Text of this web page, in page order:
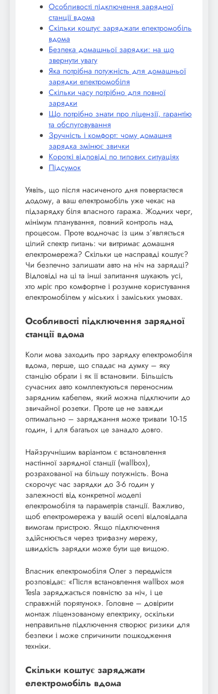
Особливості підключення зарядної
станції вдома
Скільки коштує заряджати електромобіль
вдома
Безпека домашньої зарядки: на що
звернути увагу
Яка потрібна потужність для домашньої
зарядки електромобіля
Скільки часу потрібно для повної
зарядки
Що потрібно знати про ліцензії, гарантію
та обслуговування
Зручність і комфорт: чому домашня
зарядка змінює звички
Короткі відповіді по типових ситуаціях
Підсумок
Уявіть, що після насиченого дня повертаєтеся
додому, а ваш електромобіль уже чекає на
підзарядку біля власного гаража. Жодних черг,
мінімум планування, повний контроль над
процесом. Проте водночас із цим з’являється
цілий спектр питань: чи витримає домашня
електромережа? Скільки це насправді коштує?
Чи безпечно залишати авто на ніч на зарядці?
Відповіді на ці та інші запитання шукають усі,
хто мріє про комфортне і розумне користування
електромобілем у міських і заміських умовах.
Особливості підключення зарядної
станції вдома
Коли мова заходить про зарядку електромобіля
вдома, перше, що спадає на думку – яку
станцію обрати і як її встановити. Більшість
сучасних авто комплектуються переносним
зарядним кабелем, який можна підключити до
звичайної розетки. Проте це не завжди
оптимально – заряджання може тривати 10-15
годин, і для багатьох це занадто довго.
Найзручнішим варіантом є встановлення
настінної зарядної станції (wallbox),
розрахованої на більшу потужність. Вона
скорочує час зарядки до 3-6 годин у
залежності від конкретної моделі
електромобіля та параметрів станції. Важливо,
щоб електромережа у вашій оселі відповідала
вимогам пристрою. Якщо підключення
здійснюється через трифазну мережу,
швидкість зарядки може бути ще вищою.
Власник електромобіля Олег з передмістя
розповідає: «Після встановлення wallbox моя
Tesla заряджається повністю за ніч, і це
справжній порятунок». Головне – довірити
монтаж ліцензованому електрику, оскільки
неправильне підключення створює ризики для
безпеки і може спричинити пошкодження
техніки.
Скільки коштує заряджати
електромобіль вдома